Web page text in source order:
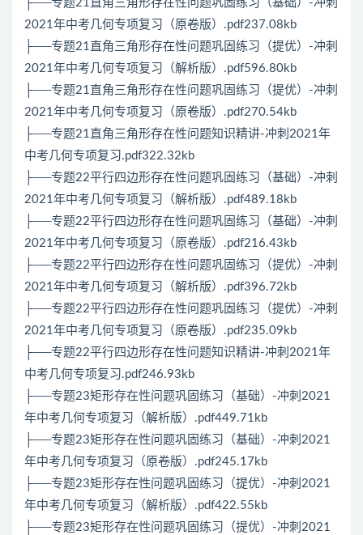
├──专题21直角三角形存在性问题巩固练习（基础）-冲刺
2021年中考几何专项复习（原卷版）.pdf237.08kb
├──专题21直角三角形存在性问题巩固练习（提优）-冲刺
2021年中考几何专项复习（解析版）.pdf596.80kb
├──专题21直角三角形存在性问题巩固练习（提优）-冲刺
2021年中考几何专项复习（原卷版）.pdf270.54kb
├──专题21直角三角形存在性问题知识精讲-冲刺2021年
中考几何专项复习.pdf322.32kb
├──专题22平行四边形存在性问题巩固练习（基础）-冲刺
2021年中考几何专项复习（解析版）.pdf489.18kb
├──专题22平行四边形存在性问题巩固练习（基础）-冲刺
2021年中考几何专项复习（原卷版）.pdf216.43kb
├──专题22平行四边形存在性问题巩固练习（提优）-冲刺
2021年中考几何专项复习（解析版）.pdf396.72kb
├──专题22平行四边形存在性问题巩固练习（提优）-冲刺
2021年中考几何专项复习（原卷版）.pdf235.09kb
├──专题22平行四边形存在性问题知识精讲-冲刺2021年
中考几何专项复习.pdf246.93kb
├──专题23矩形存在性问题巩固练习（基础）-冲刺2021
年中考几何专项复习（解析版）.pdf449.71kb
├──专题23矩形存在性问题巩固练习（基础）-冲刺2021
年中考几何专项复习（原卷版）.pdf245.17kb
├──专题23矩形存在性问题巩固练习（提优）-冲刺2021
年中考几何专项复习（解析版）.pdf422.55kb
├──专题23矩形存在性问题巩固练习（提优）-冲刺2021